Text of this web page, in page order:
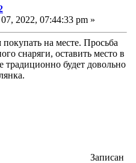
2022, 07:44:33 pm »
на месте. Просьба
снаряги, оставить место в
традиционно будет довольно
Записан